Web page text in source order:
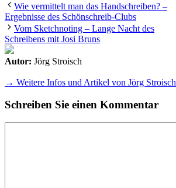
Wie vermittelt man das Handschreiben? –
Ergebnisse des Schönschreib-Clubs
Vom Sketchnoting – Lange Nacht des
Schreibens mit Josi Bruns
Autor: Jörg Stroisch
→ Weitere Infos und Artikel von Jörg Stroisch
Schreiben Sie einen Kommentar